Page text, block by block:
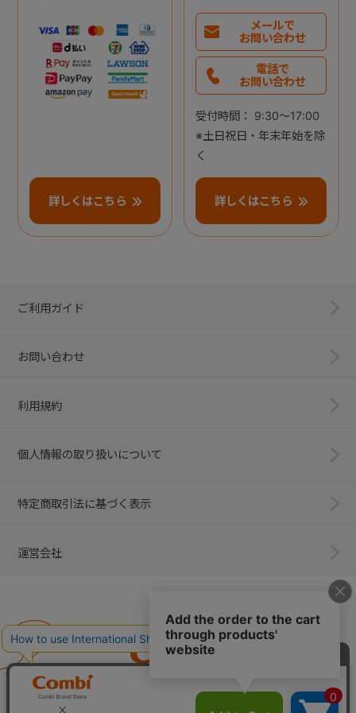
詳しくはこちら
メールで
お問い合わせ
電話で
お問い合わせ
受付時間： 9:30～17:00
※土日祝日・年末年始を除
く
詳しくはこちら
ご利用ガイド
お問い合わせ
利用規約
個人情報の取り扱いについて
特定商取引法に基づく表示
運営会社
子育てに、イノベーションを。